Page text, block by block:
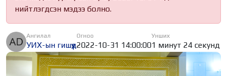
нийтлэгдсэн мэдээ болно.
Ангилал
УИХ-ын гишүүд
Огноо
2022-10-31 14:00:00
Унших
1 минут 24 секунд